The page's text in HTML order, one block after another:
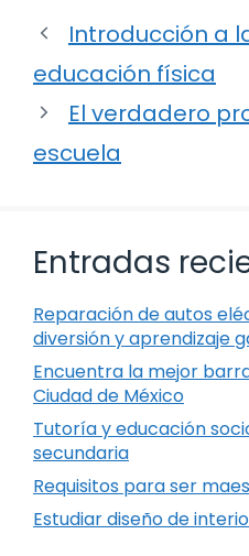
Introducción a
educación física
El verdadero
escuela
Entradas
Reparación de autos
diversión y aprendizaje
Encuentra la mejor
Ciudad de México
Tutoría y educación
secundaria
Requisitos para ser
Estudiar diseño de